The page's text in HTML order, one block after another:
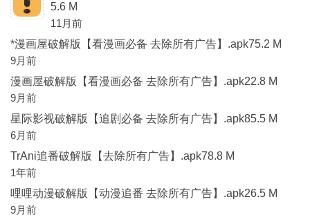
5.6 M
11月前
*漫画屋破解版【看漫画必备 去除所有广告】.apk75.2 M
9月前
漫画屋破解版【看漫画必备 去除所有广告】.apk22.8 M
9月前
星际影视破解版【追剧必备 去除所有广告】.apk85.5 M
6月前
TrAni追番破解版【去除所有广告】.apk78.8 M
1年前
哩哩动漫破解版【动漫追番 去除所有广告】.apk26.5 M
9月前